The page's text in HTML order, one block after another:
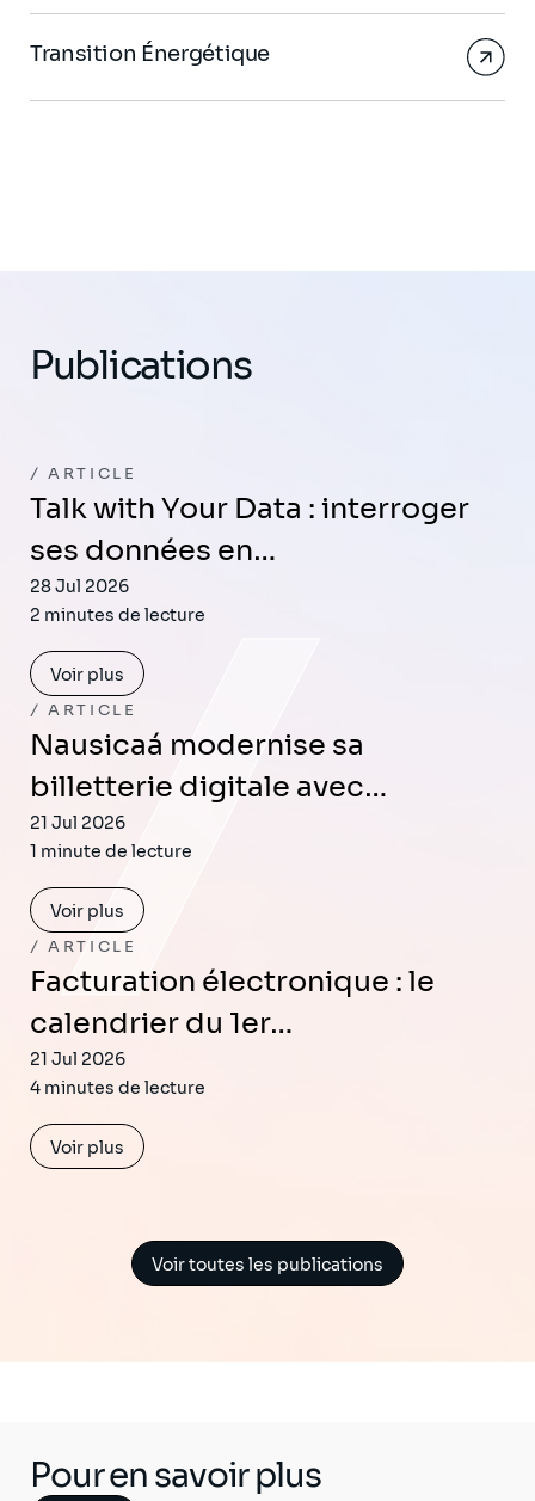
Transition Énergétique
Publications
ARTICLE
Talk with Your Data : interroger
ses données en…
28 Jul 2026
2 minutes de lecture
Voir plus
ARTICLE
Nausicaá modernise sa
billetterie digitale avec…
21 Jul 2026
1 minute de lecture
Voir plus
ARTICLE
Facturation électronique : le
calendrier du 1er…
21 Jul 2026
4 minutes de lecture
Voir plus
Voir toutes les publications
Pour en savoir plus